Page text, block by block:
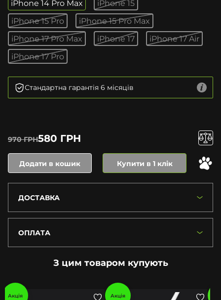
iPhone 14 Pro Max
iPhone 15
iPhone 15 Pro
iPhone 15 Pro Max
iPhone 17 Pro Max
iPhone 17
iPhone 17 Air
iPhone 17 Pro
Стандартна гарантія 6 місяців
970 ГРН580 ГРН
Додати в кошик Купити в 1 клік
ДОСТАВКА
ОПЛАТА
З цим товаром купують
Акція Акція